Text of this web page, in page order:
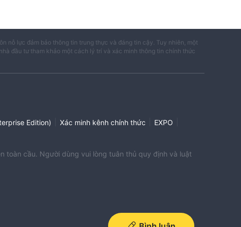
nỗ lực đảm bảo thông tin trung thực và đáng tin cậy. Tuy nhiên, một
đầu tư tham khảo một cách lý trí và xác minh thông tin chính thức
Edition) Xác minh kênh chính thức EXPO
toàn cầu. Người dùng vui lòng tuân thủ quy định và luật